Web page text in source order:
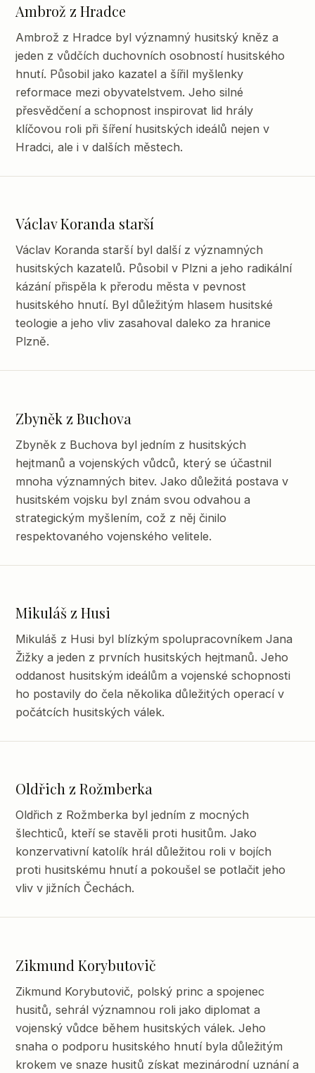
Ambrož z Hradce
Ambrož z Hradce byl významný husitský kněz a
jeden z vůdčích duchovních osobností husitského
hnutí. Působil jako kazatel a šířil myšlenky
reformace mezi obyvatelstvem. Jeho silné
přesvědčení a schopnost inspirovat lid hrály
klíčovou roli při šíření husitských ideálů nejen v
Hradci, ale i v dalších městech.
Václav Koranda starší
Václav Koranda starší byl další z významných
husitských kazatelů. Působil v Plzni a jeho radikální
kázání přispěla k přerodu města v pevnost
husitského hnutí. Byl důležitým hlasem husitské
teologie a jeho vliv zasahoval daleko za hranice
Plzně.
Zbyněk z Buchova
Zbyněk z Buchova byl jedním z husitských
hejtmanů a vojenských vůdců, který se účastnil
mnoha významných bitev. Jako důležitá postava v
husitském vojsku byl znám svou odvahou a
strategickým myšlením, což z něj činilo
respektovaného vojenského velitele.
Mikuláš z Husi
Mikuláš z Husi byl blízkým spolupracovníkem Jana
Žižky a jeden z prvních husitských hejtmanů. Jeho
oddanost husitským ideálům a vojenské schopnosti
ho postavily do čela několika důležitých operací v
počátcích husitských válek.
Oldřich z Rožmberka
Oldřich z Rožmberka byl jedním z mocných
šlechticů, kteří se stavěli proti husitům. Jako
konzervativní katolík hrál důležitou roli v bojích
proti husitskému hnutí a pokoušel se potlačit jeho
vliv v jižních Čechách.
Zikmund Korybutovič
Zikmund Korybutovič, polský princ a spojenec
husitů, sehrál významnou roli jako diplomat a
vojenský vůdce během husitských válek. Jeho
snaha o podporu husitského hnutí byla důležitým
krokem ve snaze husitů získat mezinárodní uznání a